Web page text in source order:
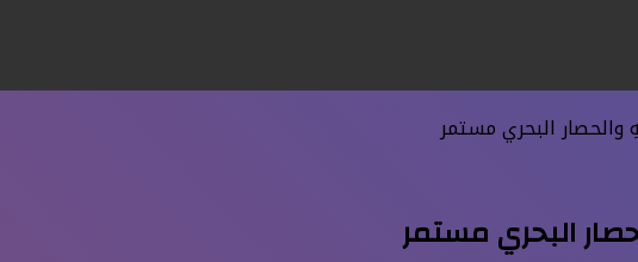
والحصار البحري مستمر
البحري مستمر